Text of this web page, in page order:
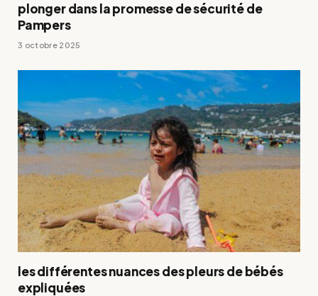
plonger dans la promesse de sécurité de
Pampers
3 octobre 2025
les différentes nuances des pleurs de bébés
expliquées